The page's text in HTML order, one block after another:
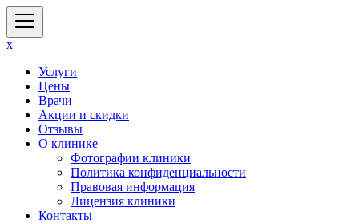
x
Услуги
Цены
Врачи
Акции и скидки
Отзывы
О клинике
Фотографии клиники
Политика конфиденциальности
Правовая информация
Лицензия клиники
Контакты